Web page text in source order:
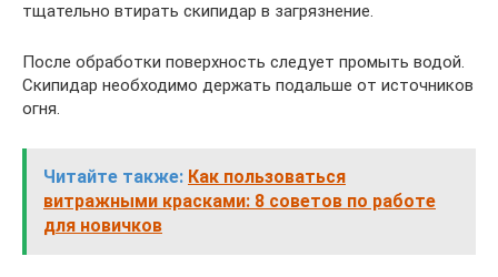
тщательно втирать скипидар в загрязнение.
После обработки поверхность следует промыть водой.
Скипидар необходимо держать подальше от источников
огня.
Читайте также: Как пользоваться
витражными красками: 8 советов по работе
для новичков